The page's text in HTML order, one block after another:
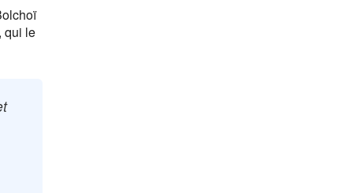
qui le